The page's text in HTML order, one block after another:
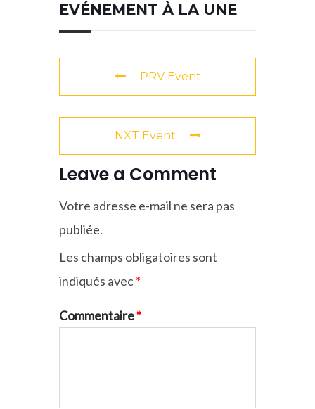
EVÉNEMENT À LA UNE
PRV Event
NXT Event
Leave a Comment
Votre adresse e-mail ne sera pas
publiée.
Les champs obligatoires sont
indiqués avec*
Commentaire*